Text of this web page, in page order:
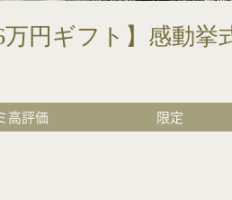
円ギフト】感動挙
高評価 限定